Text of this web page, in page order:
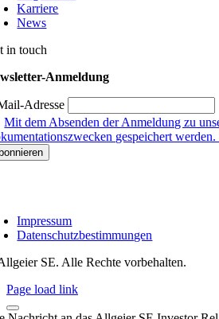
Karriere
News
in touch
Anmeldung
Adresse
Mit dem Absenden der Anmeldung zu
gespeichert
Impressum
Datenschutzbestimmungen
SE. Alle Rechte vorbehalten.
Page load link